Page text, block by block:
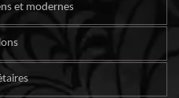
et modernes